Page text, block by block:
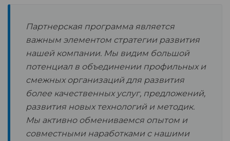
Партнерская программа является
важным элементом стратегии развития
нашей компании. Мы видим большой
потенциал в объединении профильных и
смежных организаций для развития
более качественных услуг, предложений,
развития новых технологий и методик.
Мы активно обмениваемся опытом и
совместными наработками с нашими